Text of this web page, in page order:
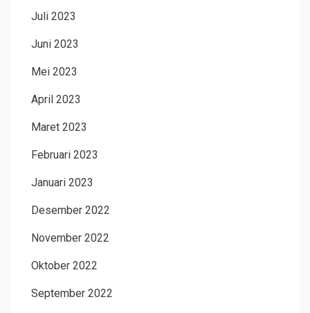
Juli 2023
Juni 2023
Mei 2023
April 2023
Maret 2023
Februari 2023
Januari 2023
Desember 2022
November 2022
Oktober 2022
September 2022